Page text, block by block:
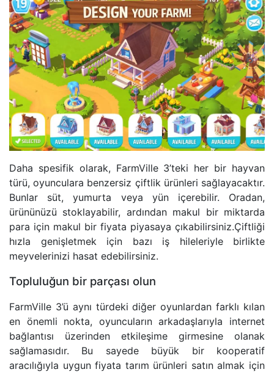
Daha spesifik olarak, FarmVille 3’teki her bir hayvan
türü, oyunculara benzersiz çiftlik ürünleri sağlayacaktır.
Bunlar süt, yumurta veya yün içerebilir. Oradan,
ürününüzü stoklayabilir, ardından makul bir miktarda
para için makul bir fiyata piyasaya çıkabilirsiniz.Çiftliği
hızla genişletmek için bazı iş hileleriyle birlikte
meyvelerinizi hasat edebilirsiniz.
Topluluğun bir parçası olun
FarmVille 3’ü aynı türdeki diğer oyunlardan farklı kılan
en önemli nokta, oyuncuların arkadaşlarıyla internet
bağlantısı üzerinden etkileşime girmesine olanak
sağlamasıdır. Bu sayede büyük bir kooperatif
aracılığıyla uygun fiyata tarım ürünleri satın almak için